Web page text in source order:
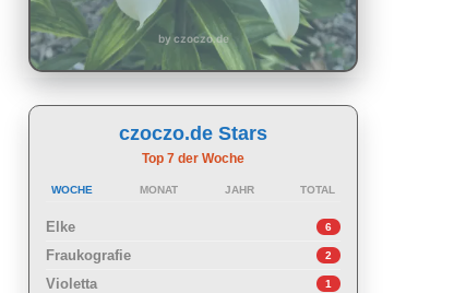
by czoczo.de
czoczo.de Stars
Top 7 der Woche
WOCHE MONAT JAHR TOTAL
Elke 6
Fraukografie 2
Violetta 1